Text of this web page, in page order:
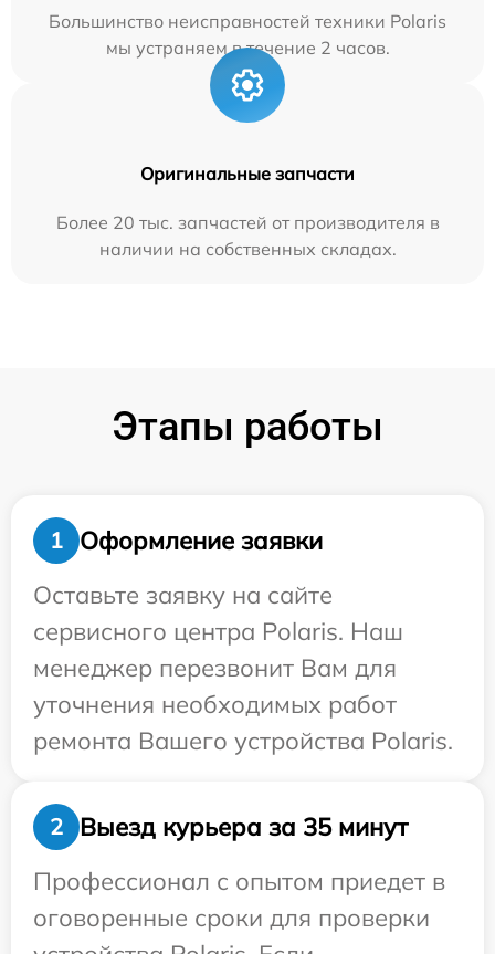
Большинство неисправностей техники Polaris
мы устраняем в течение 2 часов.
Оригинальные запчасти
Более 20 тыс. запчастей от производителя в
наличии на собственных складах.
Этапы работы
1
Оформление заявки
Оставьте заявку на сайте
сервисного центра Polaris. Наш
менеджер перезвонит Вам для
уточнения необходимых работ
ремонта Вашего устройства Polaris.
2
Выезд курьера за 35 минут
Профессионал с опытом приедет в
оговоренные сроки для проверки